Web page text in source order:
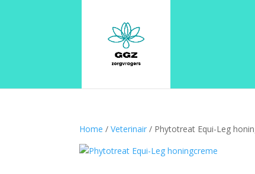
Home /Veterinair / Phytotreat Equi-Leg